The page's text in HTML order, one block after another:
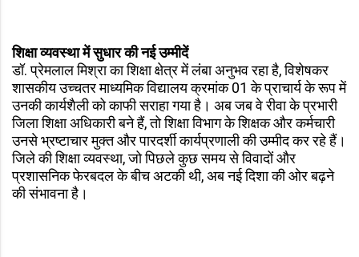
शिक्षा व्यवस्था में सुधार की नई उम्मीदें
डॉ. प्रेमलाल मिश्रा का शिक्षा क्षेत्र में लंबा अनुभव रहा है, विशेषकर
शासकीय उच्चतर माध्यमिक विद्यालय क्रमांक 01 के प्राचार्य के रूप में
उनकी कार्यशैली को काफी सराहा गया है। अब जब वे रीवा के प्रभारी
जिला शिक्षा अधिकारी बने हैं, तो शिक्षा विभाग के शिक्षक और कर्मचारी
उनसे भ्रष्टाचार मुक्त और पारदर्शी कार्यप्रणाली की उम्मीद कर रहे हैं।
जिले की शिक्षा व्यवस्था, जो पिछले कुछ समय से विवादों और
प्रशासनिक फेरबदल के बीच अटकी थी, अब नई दिशा की ओर बढ़ने
की संभावना है।